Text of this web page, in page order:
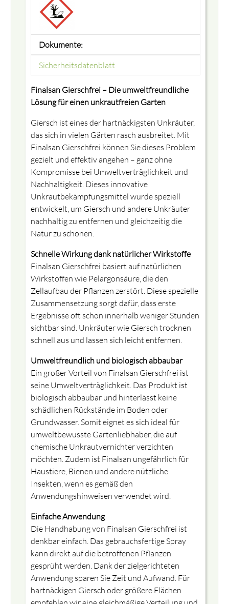
Dokumente:
Sicherheitsdatenblatt
Finalsan Gierschfrei – Die umweltfreundliche
Lösung für einen unkrautfreien Garten
Giersch ist eines der hartnäckigsten Unkräuter,
das sich in vielen Gärten rasch ausbreitet. Mit
Finalsan Gierschfrei können Sie dieses Problem
gezielt und effektiv angehen – ganz ohne
Kompromisse bei Umweltverträglichkeit und
Nachhaltigkeit. Dieses innovative
Unkrautbekämpfungsmittel wurde speziell
entwickelt, um Giersch und andere Unkräuter
nachhaltig zu entfernen und gleichzeitig die
Natur zu schonen.
Schnelle Wirkung dank natürlicher Wirkstoffe
Finalsan Gierschfrei basiert auf natürlichen
Wirkstoffen wie Pelargonsäure, die den
Zellaufbau der Pflanzen zerstört. Diese spezielle
Zusammensetzung sorgt dafür, dass erste
Ergebnisse oft schon innerhalb weniger Stunden
sichtbar sind. Unkräuter wie Giersch trocknen
schnell aus und lassen sich leicht entfernen.
Umweltfreundlich und biologisch abbaubar
Ein großer Vorteil von Finalsan Gierschfrei ist
seine Umweltverträglichkeit. Das Produkt ist
biologisch abbaubar und hinterlässt keine
schädlichen Rückstände im Boden oder
Grundwasser. Somit eignet es sich ideal für
umweltbewusste Gartenliebhaber, die auf
chemische Unkrautvernichter verzichten
möchten. Zudem ist Finalsan ungefährlich für
Haustiere, Bienen und andere nützliche
Insekten, wenn es gemäß den
Anwendungshinweisen verwendet wird.
Einfache Anwendung
Die Handhabung von Finalsan Gierschfrei ist
denkbar einfach. Das gebrauchsfertige Spray
kann direkt auf die betroffenen Pflanzen
gesprüht werden. Dank der zielgerichteten
Anwendung sparen Sie Zeit und Aufwand. Für
hartnäckigen Giersch oder größere Flächen